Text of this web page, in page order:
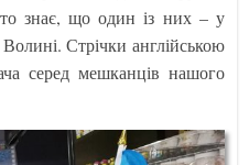
знає, що один із них – у
Стрічки англійською
серед мешканців нашого